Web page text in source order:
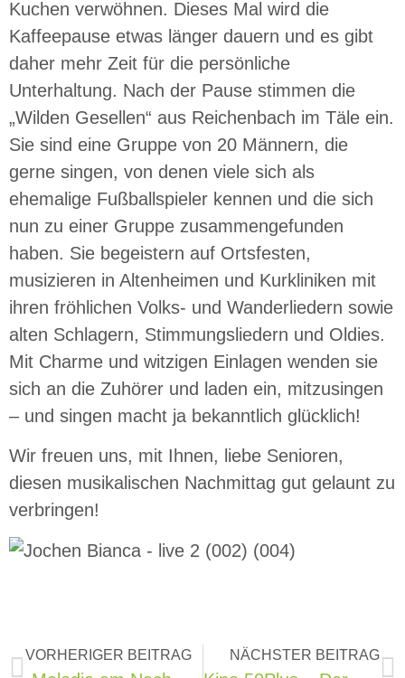
Kuchen verwöhnen. Dieses Mal wird die
Kaffeepause etwas länger dauern und es gibt
daher mehr Zeit für die persönliche
Unterhaltung. Nach der Pause stimmen die
„Wilden Gesellen“ aus Reichenbach im Täle ein.
Sie sind eine Gruppe von 20 Männern, die
gerne singen, von denen viele sich als
ehemalige Fußballspieler kennen und die sich
nun zu einer Gruppe zusammengefunden
haben. Sie begeistern auf Ortsfesten,
musizieren in Altenheimen und Kurkliniken mit
ihren fröhlichen Volks- und Wanderliedern sowie
alten Schlagern, Stimmungsliedern und Oldies.
Mit Charme und witzigen Einlagen wenden sie
sich an die Zuhörer und laden ein, mitzusingen
– und singen macht ja bekanntlich glücklich!
Wir freuen uns, mit Ihnen, liebe Senioren,
diesen musikalischen Nachmittag gut gelaunt zu
verbringen!
VORHERIGER BEITRAG NÄCHSTER BEITRAG